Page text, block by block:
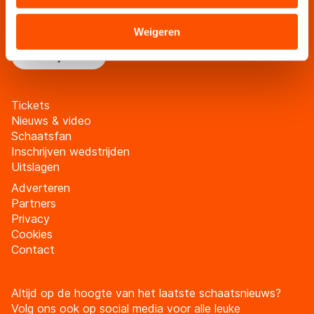
verstrekt of die zij hebben verzameld via hun services.
Sommige partners kunnen gegevens doorgeven aan
landen buiten de EU, zoals de VS, waar mogelijk geen
adequaat beschermingsniveau geldt volgens de GDPR.
Weigeren
Blijf op de hoogte van al het schaatsnieuws via de
Tickets
Nieuws & video
Schaatsfan
Inschrijven wedstrijden
Uitslagen
Adverteren
Partners
Privacy
Cookies
Contact
Altijd op de hoogte van het laatste schaatsnieuws?
Volg ons ook op social media voor alle leuke